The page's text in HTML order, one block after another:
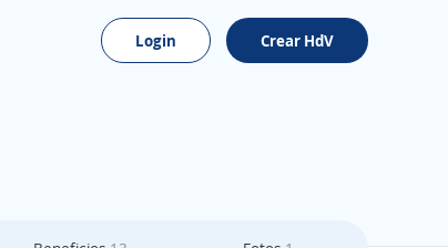
Login Crear HdV